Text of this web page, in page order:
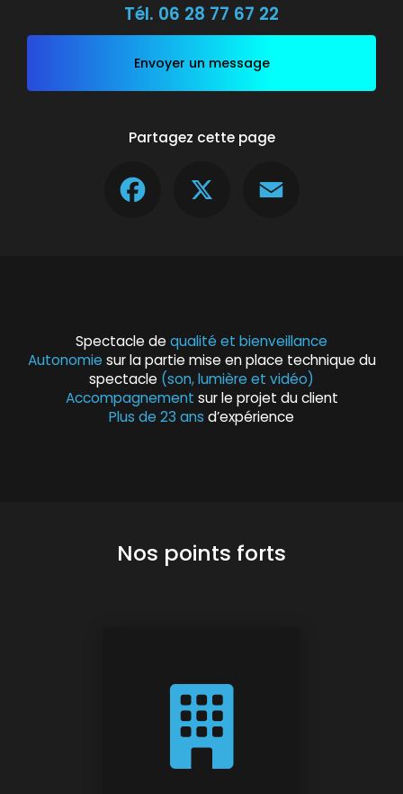
Tél. 06 28 77 67 22
Envoyer un message
Partagez cette page
Spectacle dequalité et bienveillance
Autonomie sur la partie mise en place technique du
spectacle (son, lumière et vidéo)
Accompagnement sur le projet du client
Plus de 23 ans d’expérience
Nos points forts